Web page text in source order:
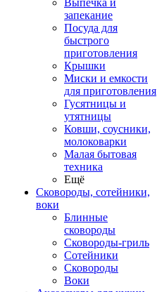
Выпечка и
запекание
Посуда для
быстрого
приготовления
Крышки
Миски и емкости
для приготовления
Гусятницы и
утятницы
Ковши, соусники,
молоковарки
Малая бытовая
техника
Ещё
Сковороды, сотейники,
воки
Блинные
сковороды
Сковороды-гриль
Сотейники
Сковороды
Воки